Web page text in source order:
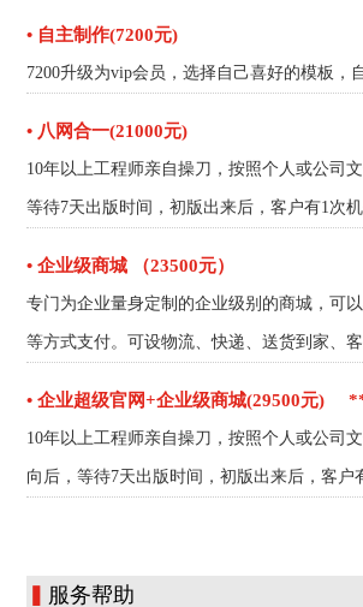
• 自主制作(7200元)
7200升级为vip会员，选择自己喜好的模板
• 八网合一(21000元)
10年以上工程师亲自操刀，按照个人或公司
等待7天出版时间，初版出来后，客户有1次
• 企业级商城 （23500元）
专门为企业量身定制的企业级别的商城，可
等方式支付。可设物流、快递、送货到家、
• 企业超级官网+企业级商城(29500元)
10年以上工程师亲自操刀，按照个人或公司
向后，等待7天出版时间，初版出来后，客户
服务帮助